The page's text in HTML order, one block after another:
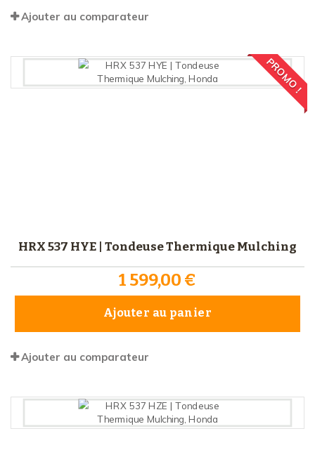
Ajouter au comparateur
PROMO !
HRX 537 HYE | Tondeuse Thermique Mulching
1 599,00 €
Ajouter au panier
Ajouter au comparateur